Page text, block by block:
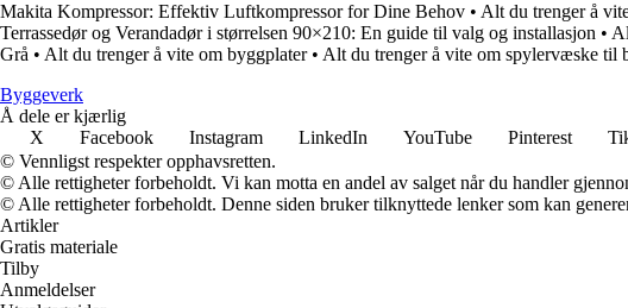
Makita Kompressor: Effektiv Luftkompressor for Dine Behov • Alt du trenger å
Terrassedør og Verandadør i størrelsen 90×210: En guide til valg og installasjon •
Grå • Alt du trenger å vite om byggplater• Alt du trenger å vite om spylervæske til
Byggeverk
Å dele er kjærlig
X
Facebook Instagram LinkedIn YouTube Pinterest
© Vennligst respekter opphavsretten.
© Alle rettigheter forbeholdt. Vi kan motta en andel av salget når du handler
© Alle rettigheter forbeholdt. Denne siden bruker tilknyttede lenker som kan
Artikler
Gratis materiale
Tilby
Anmeldelser